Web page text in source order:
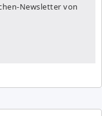
Newsletter von